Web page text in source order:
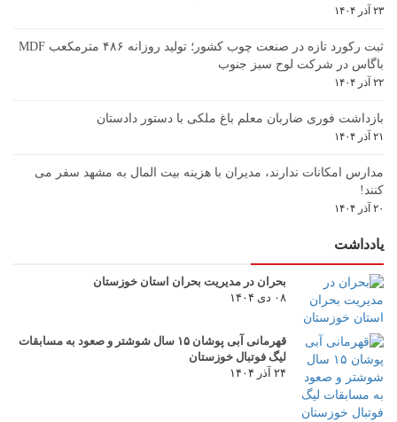
۲۳ آذر ۱۴۰۴
ثبت رکورد تازه در صنعت چوب کشور؛ تولید روزانه ۴۸۶ مترمکعب MDF
باگاس در شرکت لوح سبز جنوب
۲۲ آذر ۱۴۰۴
بازداشت فوری ضاربان معلم باغ ملکی با دستور دادستان
۲۱ آذر ۱۴۰۴
مدارس امکانات ندارند، مدیران با هزینه بیت المال به مشهد سفر می
کنند!
۲۰ آذر ۱۴۰۴
یادداشت
بحران در مدیریت بحران استان خوزستان
۰۸ دی ۱۴۰۴
قهرمانی آبی پوشان ۱۵ سال شوشتر و صعود به مسابقات
لیگ فوتبال خوزستان
۲۴ آذر ۱۴۰۴